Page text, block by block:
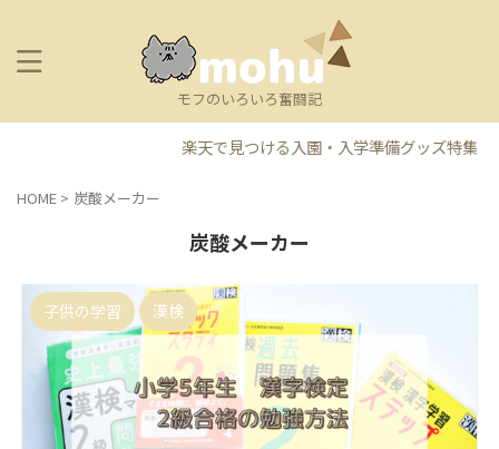
モフのいろいろ奮闘記
楽天で見つける入園・入学準備グッズ特集
HOME > 炭酸メーカー
炭酸メーカー
子供の学習 漢検